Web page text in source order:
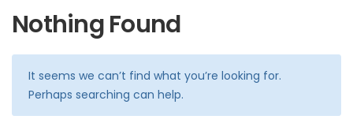
Nothing Found
It seems we can’t find what you’re looking for.
Perhaps searching can help.